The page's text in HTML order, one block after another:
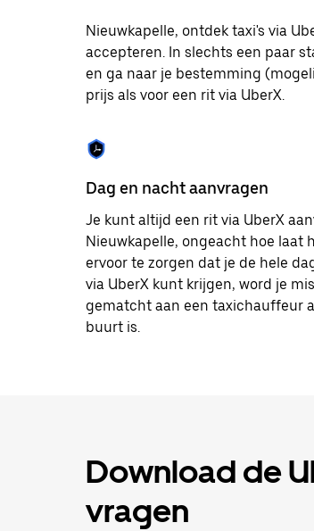
Druk
op
Escape
de
sluiten.
Nieuwkapelle, ontdek taxi's via
accepteren. In slechts een paar
en ga naar je bestemming
prijs als voor een rit via UberX.
Dag en nacht aanvragen
Je kunt altijd een rit via UberX
Nieuwkapelle, ongeacht hoe laat
ervoor te zorgen dat je de hele
via UberX kunt krijgen, word je
gematcht aan een taxichauffeur
buurt is.
Download de
vragen